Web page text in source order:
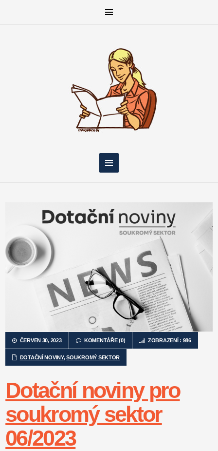
ČERVEN 30, 2023 KOMENTÁŘE (0) ZOBRAZENÍ : 986
DOTAČNÍ NOVINY,SOUKROMÝ SEKTOR
Dotační noviny pro
soukromý sektor
06/2023